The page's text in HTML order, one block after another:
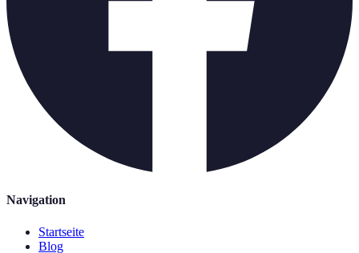
Navigation
Startseite
Blog